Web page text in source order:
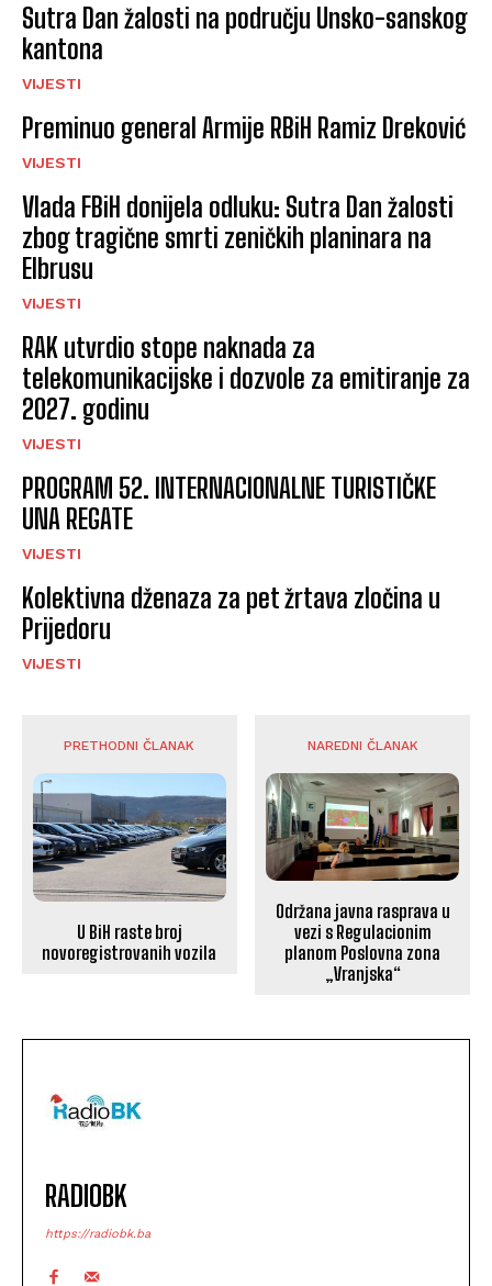
Sutra Dan žalosti na području Unsko-sanskog
kantona
VIJESTI
Preminuo general Armije RBiH Ramiz Dreković
VIJESTI
Vlada FBiH donijela odluku: Sutra Dan žalosti
zbog tragične smrti zeničkih planinara na
Elbrusu
VIJESTI
RAK utvrdio stope naknada za
telekomunikacijske i dozvole za emitiranje za
2027. godinu
VIJESTI
PROGRAM 52. INTERNACIONALNE TURISTIČKE
UNA REGATE
VIJESTI
Kolektivna dženaza za pet žrtava zločina u
Prijedoru
VIJESTI
PRETHODNI ČLANAK
U BiH raste broj
novoregistrovanih vozila
NAREDNI ČLANAK
Održana javna rasprava u
vezi s Regulacionim
planom Poslovna zona
„Vranjska“
RADIOBK
https://radiobk.ba